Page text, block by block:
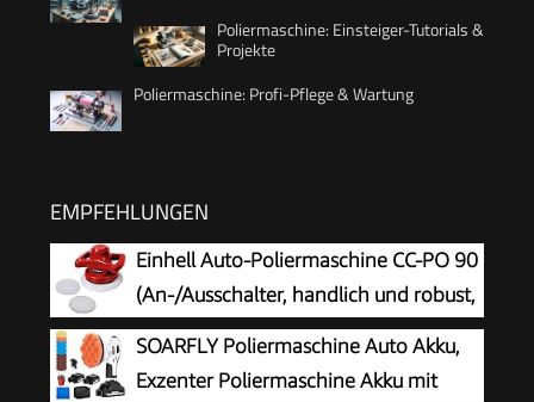
Poliermaschine: Einsteiger-Tutorials &
Projekte
Poliermaschine: Profi-Pflege & Wartung
EMPFEHLUNGEN
Einhell Auto-Poliermaschine CC-PO 90
(An-/Ausschalter, handlich und robust,
1 Textilpolierhaube und Synthetik-
Polierhaube inklusive)
SOARFLY Poliermaschine Auto Akku,
Exzenter Poliermaschine Akku mit